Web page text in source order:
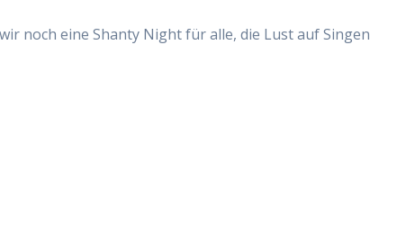
noch eine Shanty Night für alle, die Lust auf Singen